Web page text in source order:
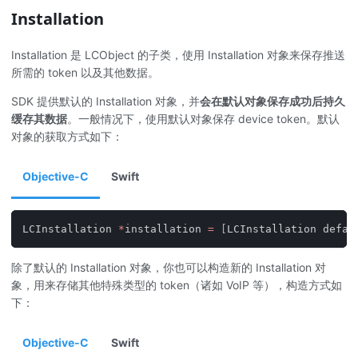
Installation
Installation 是 LCObject 的子类，使用 Installation 对象来保存推送
所需的 token 以及其他数据。
SDK 提供默认的 Installation 对象，并会在默认对象保存成功后持久
缓存其数据。一般情况下，使用默认对象保存 device token。默认
对象的获取方式如下：
Objective-C Swift
LCInstallation *installation = [ LCInstallation
除了默认的 Installation 对象，你也可以构造新的 Installation 对
象，用来存储其他特殊类型的 token（诸如 VoIP 等），构造方式如
下：
Objective-C Swift